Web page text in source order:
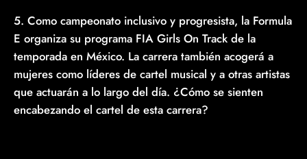
5. Como campeonato inclusivo y progresista, la Formula
E organiza su programa FIA Girls On Track de la
temporada en México. La carrera también acogerá a
mujeres como líderes de cartel musical y a otras artistas
que actuarán a lo largo del día. ¿Cómo se sienten
encabezando el cartel de esta carrera?